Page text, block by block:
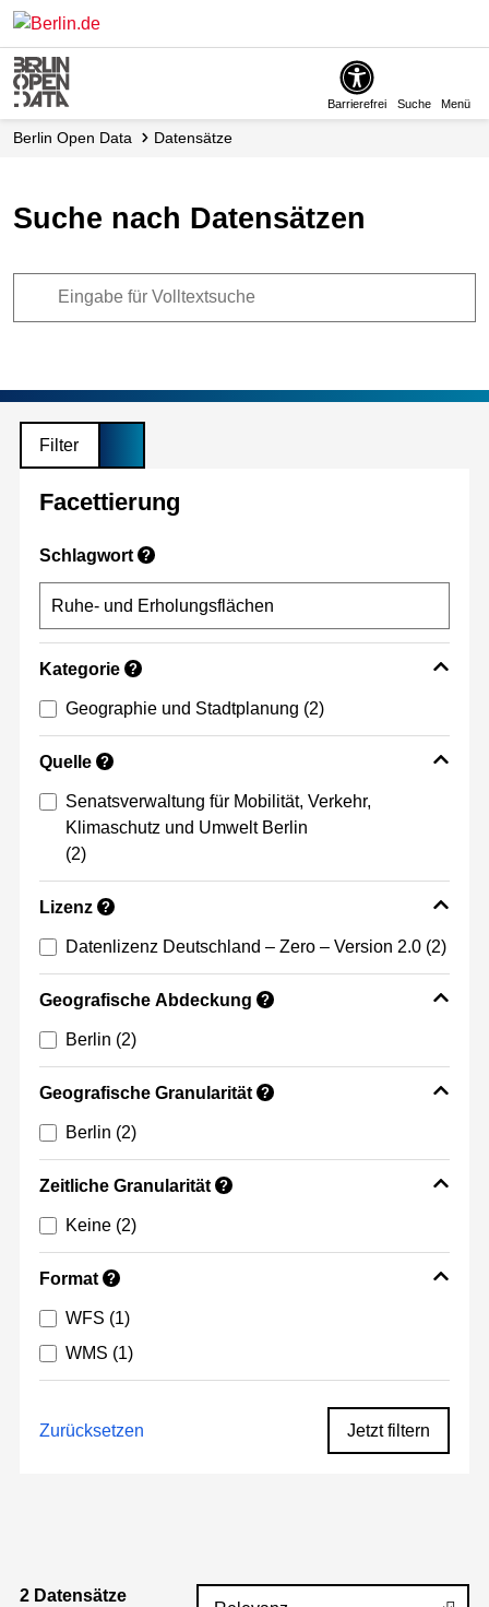
Skip
main
content
Barrierefrei Suche Menü
Berlin Open Data Datensätze
Suche nach Datensätzen
Filter
Facettierung
Schlagwort ?
Kategorie ?
Geographie und Stadtplanung (2)
Quelle ?
Senatsverwaltung für Mobilität, Verkehr,
Klimaschutz und Umwelt Berlin
(2)
Lizenz ?
Datenlizenz Deutschland – Zero – Version 2.0 (2)
Geografische Abdeckung ?
Berlin (2)
Geografische Granularität ?
Berlin (2)
Zeitliche Granularität ?
Keine (2)
Format ?
WFS (1)
WMS (1)
Zurücksetzen Jetzt filtern
2 Datensätze